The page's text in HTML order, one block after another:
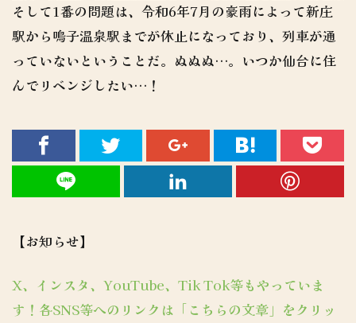
そして1番の問題は、令和6年7月の豪雨によって新庄
駅から鳴子温泉駅までが休止になっており、列車が通
っていないということだ。ぬぬぬ…。いつか仙台に住
んでリベンジしたい…！
【お知らせ】
X、インスタ、YouTube、Tik Tok等もやっていま
す！各SNS等へのリンクは「こちらの文章」をクリッ